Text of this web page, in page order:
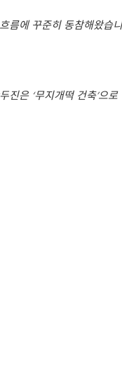
름에 꾸준히 동참해왔습
은 ‘무지개떡 건축’으